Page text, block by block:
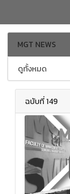
MGT NEWS
ดูทั้งหมด
ฉบับที่ 149